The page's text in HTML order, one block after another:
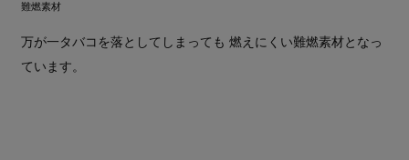
難燃素材
万が一タバコを落としてしまっても 燃えにくい難燃素材となっ
ています。